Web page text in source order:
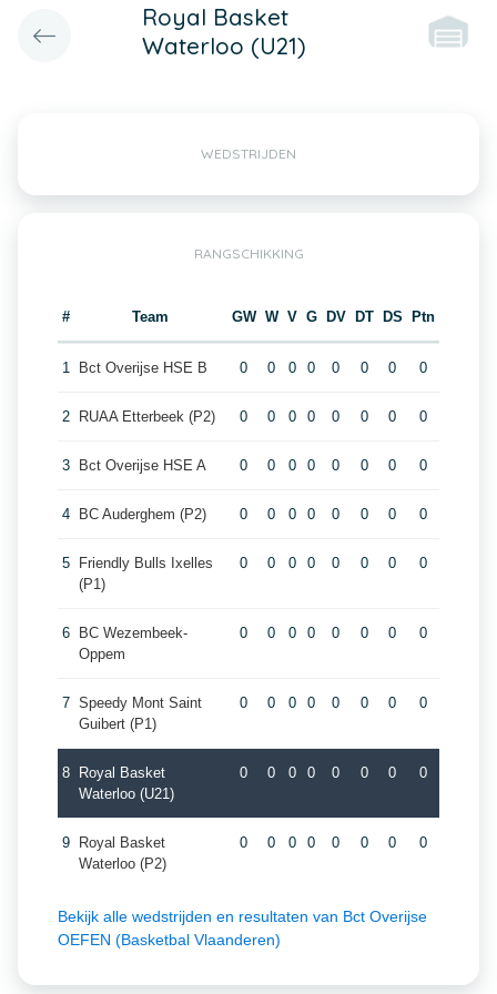
Royal Basket
Waterloo (U21)
WEDSTRIJDEN
RANGSCHIKKING
# Team GW W V G DV DT DS Ptn
1 Bct Overijse HSE B 0 0 0 0 0 0 0 0
2 RUAA Etterbeek (P2) 0 0 0 0 0 0 0 0
3 Bct Overijse HSE A 0 0 0 0 0 0 0 0
4 BC Auderghem (P2) 0 0 0 0 0 0 0 0
5
Friendly Bulls Ixelles
(P1)
0 0 0 0 0 0 0 0
6
BC Wezembeek-
Oppem
0 0 0 0 0 0 0 0
7 Speedy Mont Saint
Guibert (P1)
0 0 0 0 0 0 0 0
8
Royal Basket
Waterloo (U21)
0 0 0 0 0 0 0 0
9
Royal Basket
Waterloo (P2)
0 0 0 0 0 0 0 0
Bekijk alle wedstrijden en resultaten van Bct Overijse
OEFEN (Basketbal Vlaanderen)